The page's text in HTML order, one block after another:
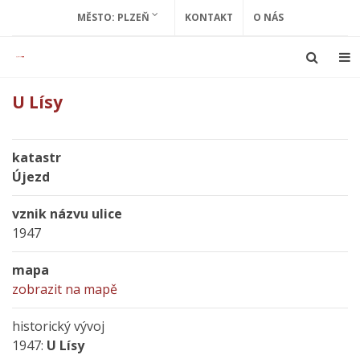
MĚSTO: PLZEŇ KONTAKT O NÁS
U Lísy
katastr
Újezd
vznik názvu ulice
1947
mapa
zobrazit na mapě
historický vývoj
1947: U Lísy